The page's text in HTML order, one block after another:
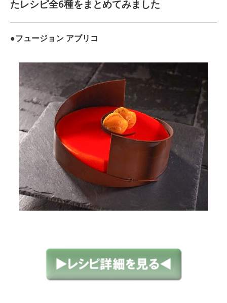
たレシピ全6種をまとめてみました
●フュージョン アブリコ